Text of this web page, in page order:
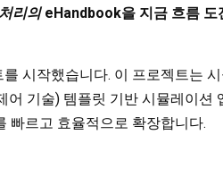
리의eHandbook을 지금 흐름 도
시작했습니다. 이 프로젝트는
어 기술) 템플릿 기반 시뮬레이션
빠르고 효율적으로 확장합니다.